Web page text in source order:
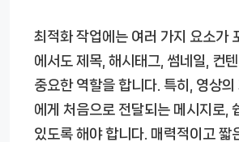
최적화 작업에는 여러 가지 요소가
에서도 제목, 해시태그, 썸네일, 컨
중요한 역할을 합니다. 특히, 영상
에게 처음으로 전달되는 메시지로,
있도록 해야 합니다. 매력적이고 짧